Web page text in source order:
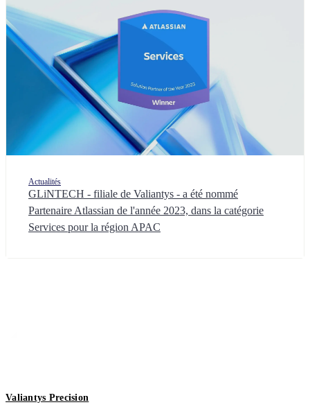
Actualités
GLiNTECH - filiale de Valiantys - a été nommé
Partenaire Atlassian de l'année 2023, dans la catégorie
Services pour la région APAC
Valiantys Precision